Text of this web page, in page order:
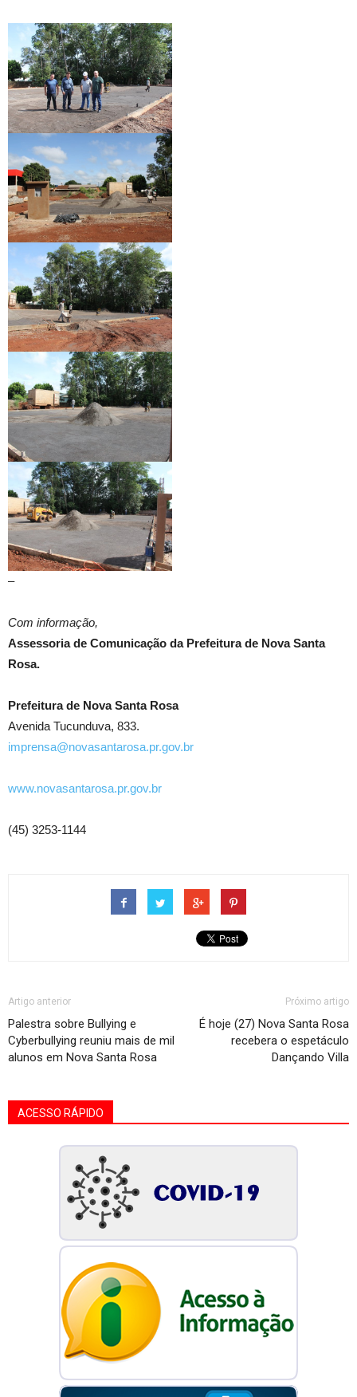
–
Com informação,
Assessoria de Comunicação da Prefeitura de Nova Santa
Rosa.
Prefeitura de Nova Santa Rosa
Avenida Tucunduva, 833.
imprensa@novasantarosa.pr.gov.br
www.novasantarosa.pr.gov.br
(45) 3253-1144
Artigo anterior
Palestra sobre Bullying e
Cyberbullying reuniu mais de mil
alunos em Nova Santa Rosa
Próximo artigo
É hoje (27) Nova Santa Rosa
recebera o espetáculo
Dançando Villa
ACESSO RÁPIDO